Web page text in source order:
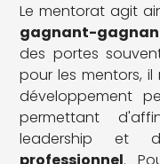
Le mentorat agit
gagnant-
des portes
pour les mentors,
développement
permettant
leadership et